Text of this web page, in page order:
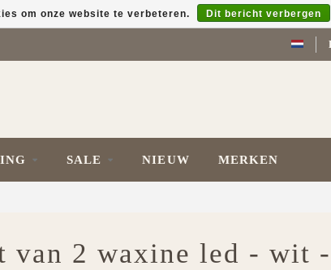
SALE NIEUW MERKEN
van 2 waxine led - wit
om onze website te verbeteren. Dit bericht verbergen